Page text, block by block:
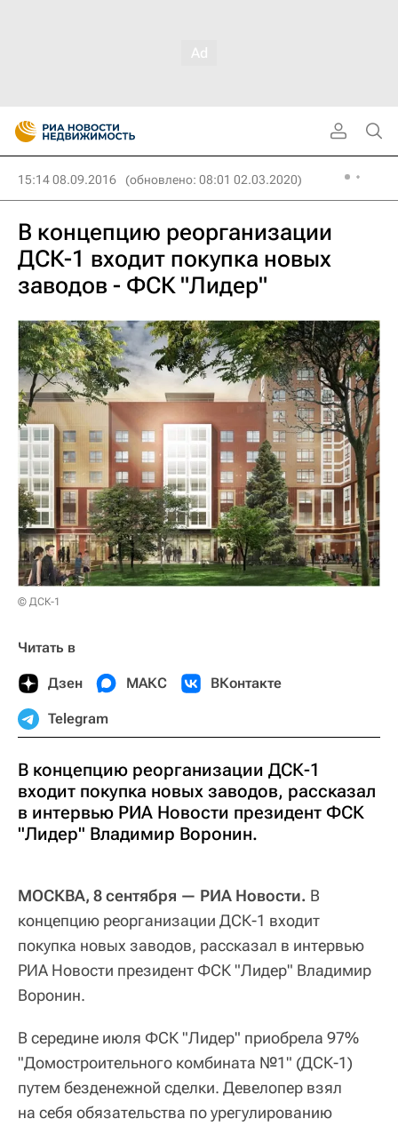
15:14 08.09.2016 (обновлено: 08:01 02.03.2020)
В концепцию реорганизации
ДСК-1 входит покупка новых
заводов - ФСК "Лидер"
© ДСК-1
Читать в
Дзен МАКС ВКонтакте
Telegram
В концепцию реорганизации ДСК-1
входит покупка новых заводов, рассказал
в интервью РИА Новости президент ФСК
"Лидер" Владимир Воронин.
МОСКВА, 8 сентября — РИА Новости. В
концепцию реорганизации ДСК-1 входит
покупка новых заводов, рассказал в интервью
РИА Новости президент ФСК "Лидер" Владимир
Воронин.
В середине июля ФСК "Лидер" приобрела 97%
"Домостроительного комбината №1" (ДСК-1)
путем безденежной сделки. Девелопер взял
на себя обязательства по урегулированию